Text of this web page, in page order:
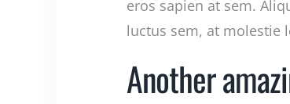
eros sapien at sem.
luctus sem, at molestie
Another